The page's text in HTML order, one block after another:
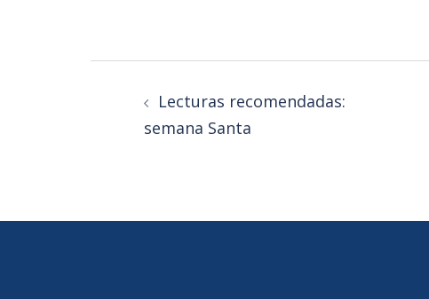
Lecturas recomendadas:
semana Santa